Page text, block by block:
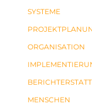
SYSTEME
ORGANISATION
MENSCHEN